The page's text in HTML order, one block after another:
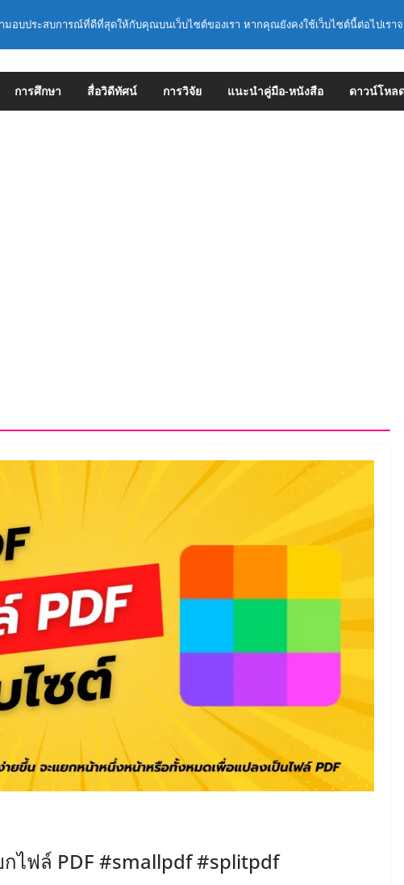
อบ รายละเอียดการดำเนินการคัดเลือกบุคคลเพื่อบรรจุ
ห้ดำรงตำแหน่งรองผู้อำนวยการสถานศึกษา และผู้
สถานศึกษา สังกัดสำนักงานคณะกรรมการการศึกษาขั้น
12/2568 หลักเกณฑ์และวิธีการคัดเลือกบุคคลเพื่อบรรจุ
ให้ดำรงตำแหน่งรองผู้อำนวยการสถานศึกษาและผู้
ถานศึกษา สังกัดกระทรวงศึกษาธิการ
การศึกษา สื่อวิดีทัศน์ การวิจัย แนะนำคู่มือ-หนังสือ ดาวน์โหล
ไฟล์ PDF #smallpdf #splitpdf
ามอบประสบการณ์ที่ดีที่สุดให้กับคุณบนเว็บไซต์ของเรา หากคุณยังคงใช้เว็บไซต์นี้ต่อไปเร